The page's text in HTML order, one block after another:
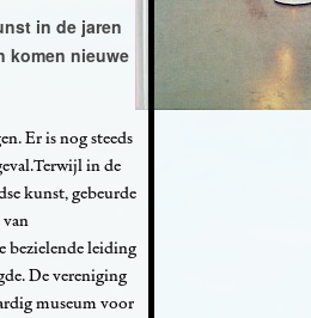
in de jaren
komen nieuwe
Er is nog steeds
in de
kunst, gebeurde
bezielende leiding
De vereniging
museum voor